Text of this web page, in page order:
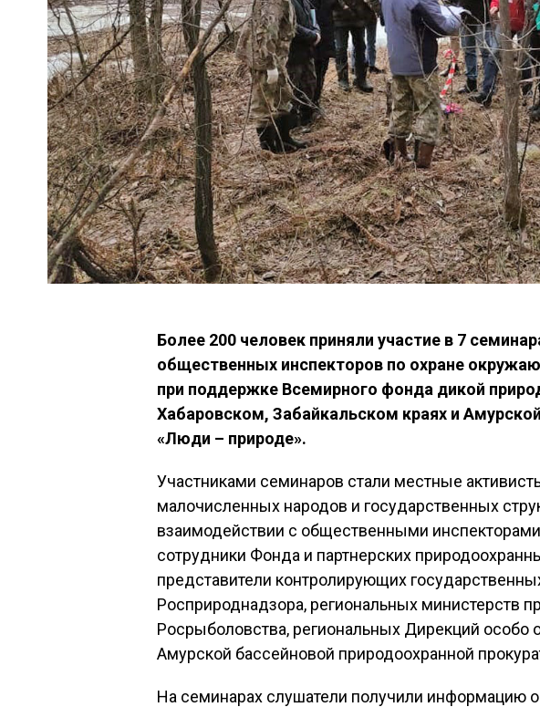
Более 200 человек приняли участие в 7
общественных инспекторов по охране
при поддержке Всемирного фонда дикой
Хабаровском, Забайкальском краях и
«Люди – природе».
Участниками семинаров стали местные
малочисленных народов и государственных
взаимодействии с общественными
сотрудники Фонда и партнерских
представители контролирующих
Росприроднадзора, региональных министерств
Росрыболовства, региональных Дирекций особо
Амурской бассейновой природоохранной
На семинарах слушатели получили информацию о